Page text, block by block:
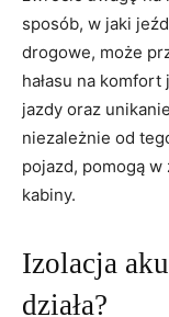
⁣sposób, w jaki
drogowe, może‍
hałasu na komfort
jazdy oraz
niezależnie od
pojazd, pomogą w‍
kabiny.
Izolacja
działa?